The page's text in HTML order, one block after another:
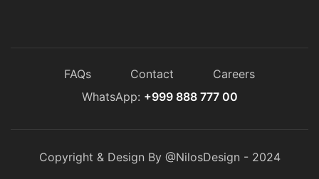
FAQs Contact
Careers
WhatsApp: +999 888 777 00
Copyright & Design By @NilosDesign - 2024